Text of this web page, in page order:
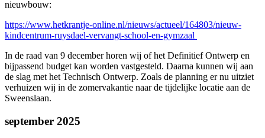
nieuwbouw:
https://www.hetkrantje-online.nl/nieuws/actueel/164803/nieuw-
kindcentrum-ruysdael-vervangt-school-en-gymzaal
In de raad van 9 december horen wij of het Definitief Ontwerp en
bijpassend budget kan worden vastgesteld. Daarna kunnen wij aan
de slag met het Technisch Ontwerp. Zoals de planning er nu uitziet
verhuizen wij in de zomervakantie naar de tijdelijke locatie aan de
Sweenslaan.
september 2025